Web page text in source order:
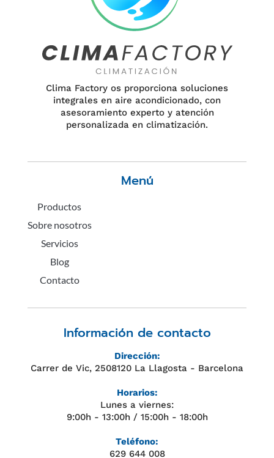
Clima Factory os proporciona soluciones
integrales en aire acondicionado, con
asesoramiento experto y atención
personalizada en climatización.
Menú
Productos
Sobre nosotros
Servicios
Blog
Contacto
Información de contacto
Dirección:
Carrer de Vic, 2508120 La Llagosta - Barcelona
Horarios:
Lunes a viernes:
9:00h - 13:00h / 15:00h - 18:00h
Teléfono:
629 644 008